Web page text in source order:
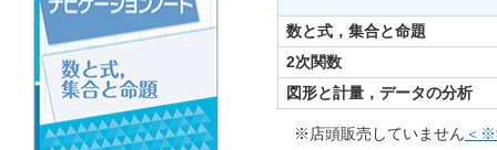
数と式，集合と命題
2次関数
図形と計量，データの分析
※店頭販売していません ＜※